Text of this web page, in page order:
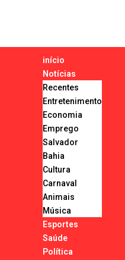
início
Notícias
Recentes
Entretenimento
Economia
Emprego
Salvador
Bahia
Cultura
Carnaval
Animais
Música
Esportes
Saúde
Política